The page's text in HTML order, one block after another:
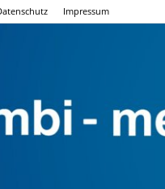
Impressum